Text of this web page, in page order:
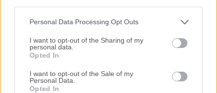
Personal Data Processing Opt Outs
I want to opt-out of the Sharing of my
personal data.
Opted In
I want to opt-out of the Sale of my
Personal Data.
Opted In
momentos m...